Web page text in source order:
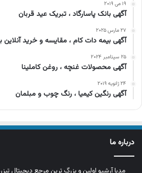
۱۹ می ۲۰۱۹
آگهی بانک پاسارگاد ، تبریک عید قربان
۲۷ مارس ۲۰۲۵
آگهی بیمه دات کام ، مقایسه و خرید آنلاین
۲۵ سپتامبر ۲۰۲۴
آگهی محصولات غنچه ، روغن کاملینا
۲۴ ژانویه ۲۰۱۹
آگهی رنگین کیمیا ، رنگ چوب و مبلمان
درباره ما